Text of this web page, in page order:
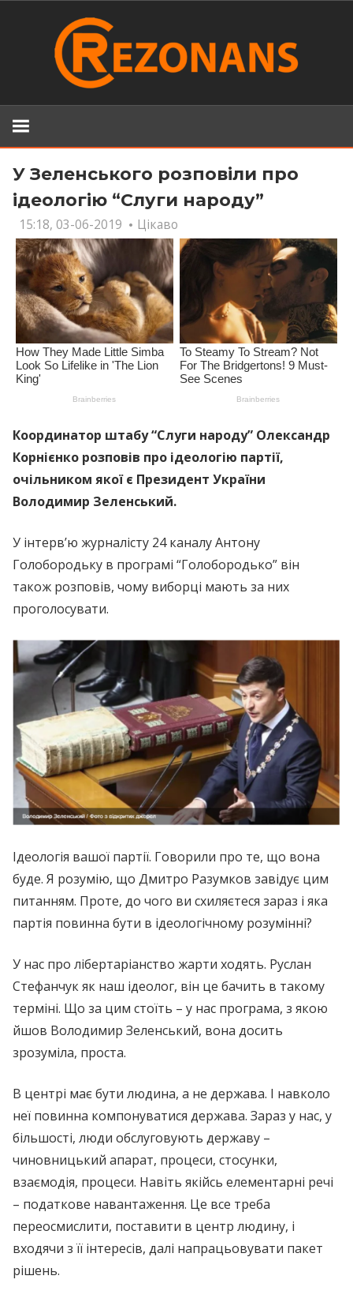
У Зеленського розповіли про
ідеологію “Слуги народу”
15:18, 03-06-2019 Цікаво
Координатор штабу “Слуги народу” Олександр
Корнієнко розповів про ідеологію партії,
очільником якої є Президент України
Володимир Зеленський.
У інтерв’ю журналісту 24 каналу Антону
Голобородьку в програмі “Голобородько” він
також розповів, чому виборці мають за них
проголосувати.
Ідеологія вашої партії. Говорили про те, що вона
буде. Я розумію, що Дмитро Разумков завідує цим
питанням. Проте, до чого ви схиляєтеся зараз і яка
партія повинна бути в ідеологічному розумінні?
У нас про лібертаріанство жарти ходять. Руслан
Стефанчук як наш ідеолог, він це бачить в такому
терміні. Що за цим стоїть – у нас програма, з якою
йшов Володимир Зеленський, вона досить
зрозуміла, проста.
В центрі має бути людина, а не держава. І навколо
неї повинна компонуватися держава. Зараз у нас, у
більшості, люди обслуговують державу –
чиновницький апарат, процеси, стосунки,
взаємодія, процеси. Навіть якійсь елементарні речі
– податкове навантаження. Це все треба
переосмислити, поставити в центр людину, і
входячи з її інтересів, далі напрацьовувати пакет
рішень.